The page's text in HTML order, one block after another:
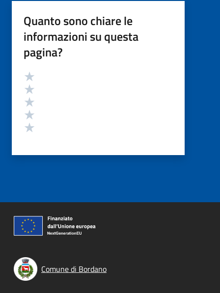
Quanto sono chiare le
informazioni su questa
pagina?
Valutazione
Comune di Bordano